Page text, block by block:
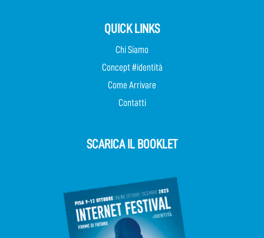
QUICK LINKS
Chi Siamo
Concept #identità
Come Arrivare
Contatti
SCARICA IL BOOKLET